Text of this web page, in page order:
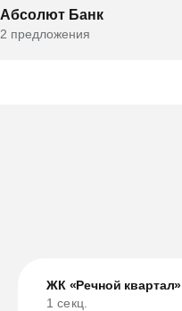
Абсолют Банк
2 предложения
ЖК «Речной квартал»
1 секц.